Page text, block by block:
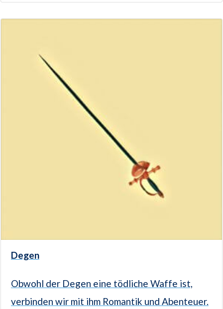
Degen
Obwohl der Degen eine tödliche Waffe ist,
verbinden wir mit ihm Romantik und Abenteuer.